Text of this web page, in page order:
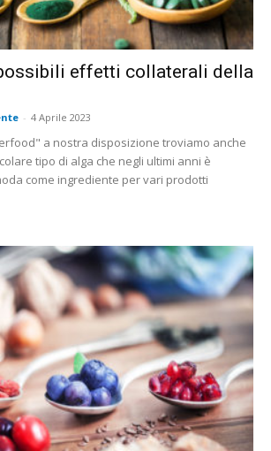
effetti collaterali della
- 4 Aprile 2023
a nostra disposizione troviamo anche
tipo di alga che negli ultimi anni è
come ingrediente per vari prodotti